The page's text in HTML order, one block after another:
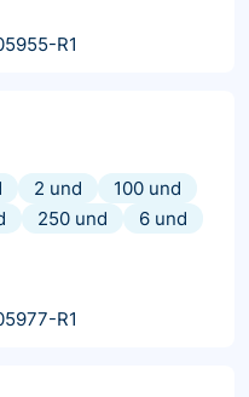
R1
2 und
100 und
250 und
6 und
R1